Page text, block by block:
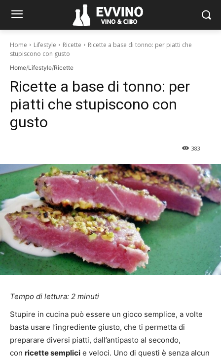
Home Lifestyle Ricette
Ricette a base di tonno: per piatti che
stupiscono con gusto
Home/Lifestyle/Ricette
Ricette a base di tonno: per
piatti che stupiscono con
gusto
383
Tempo di lettura: 2 minuti
Stupire in cucina può essere un gioco semplice, a volte
basta usare l’ingrediente giusto, che ti permetta di
preparare diversi piatti, dall’antipasto al secondo,
con ricette semplici e veloci. Uno di questi è senza alcun